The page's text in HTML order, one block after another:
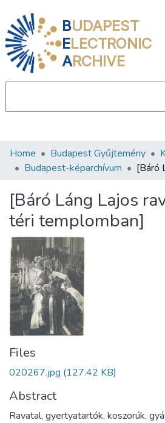
BUDAPEST
ELECTRONIC
ARCHIVE
Communities & Collections
Statistics
About us
Home Budapest Gyűjtemény
Budapest-képarchívum
[Báró Láng Lajos
téri templomban]
Files
020267.jpg (127.42 KB)
Abstract
Ravatal, gyertyatartók, koszorúk,